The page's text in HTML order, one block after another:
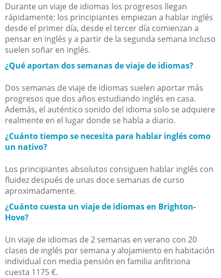
Durante un viaje de idiomas los progresos llegan
rápidamente: los principiantes empiezan a hablar inglés
desde el primer día, desde el tercer día comienzan a
pensar en inglés y a partir de la segunda semana incluso
suelen soñar en inglés.
¿Qué aportan dos semanas de viaje de idiomas?
Dos semanas de viaje de idiomas suelen aportar más
progresos que dos años estudiando inglés en casa.
Además, el auténtico sonido del idioma solo se adquiere
realmente en el lugar donde se habla a diario.
¿Cuánto tiempo se necesita para hablar inglés como
un nativo?
Los principiantes absolutos consiguen hablar inglés con
fluidez después de unas doce semanas de curso
aproximadamente.
¿Cuánto cuesta un viaje de idiomas en Brighton-
Hove?
Un viaje de idiomas de 2 semanas en verano con 20
clases de inglés por semana y alojamiento en habitación
individual con media pensión en familia anfitriona
cuesta 1175 €.